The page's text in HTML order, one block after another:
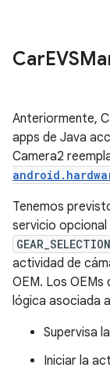
Car
Anteriormente,
apps de Java
Camera2
Tenemos
servicio opcional
actividad de
OEM. Los OEMs
lógica asociada
Supervisa
Iniciar la